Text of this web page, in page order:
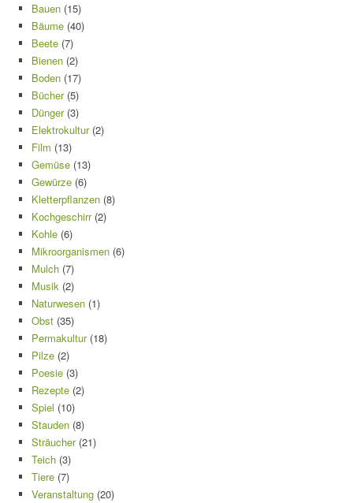
Bauen (15)
Bäume (40)
Beete (7)
Bienen (2)
Boden (17)
Bücher(5)
Dünger(3)
Elektrokultur(2)
Film (13)
Gemüse (13)
Gewürze (6)
Kletterpflanzen (8)
Kochgeschirr(2)
Kohle (6)
Mikroorganismen (6)
Mulch (7)
Musik (2)
Naturwesen (1)
Obst (35)
Permakultur(18)
Pilze (2)
Poesie (3)
Rezepte (2)
Spiel (10)
Stauden (8)
Sträucher(21)
Teich (3)
Tiere (7)
Veranstaltung (20)